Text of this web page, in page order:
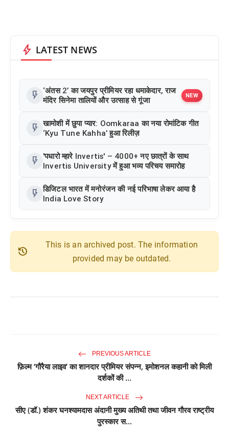
bolt LATEST NEWS
flash_on ‘अंतस 2’ का जयपुर प्रीमियर रहा धमाकेदार, राज
मंदिर सिनेमा तालियों और उत्साह से गूंजा
NEW
flash_on खामोशी में छुपा प्यार: Oomkaraa का नया रोमांटिक गीत
‘Kyu Tune Kahha’ हुआ रिलीज़
flash_on 'पधारो म्हारे Invertis' – 4000+ नए छात्रों के साथ
Invertis University में हुआ भव्य परिचय समारोह
flash_on डिजिटल भारत में मनोरंजन की नई परिभाषा लेकर आया है
India Love Story
history
This is an archived post. The information
provided may be outdated.
PREVIOUS ARTICLE
फ़िल्म ‘गौरैया लाइव’ का शानदार प्रीमियर संपन्न, इमोशनल कहानी को मिली
दर्शकों की ...
NEXT ARTICLE
सीए (डॉ.) शंकर घनश्यामदास अंदानी मुख्य अतिथी तथा जीवन गौरव राष्ट्रीय
पुरस्कार स...